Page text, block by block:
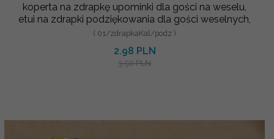
koperta na zdrapkę upominki dla gości na weselu,
etui na zdrapki podziękowania dla gości weselnych,
( 01/zdrapkaKal/podz )
2.98 PLN
3.50 PLN